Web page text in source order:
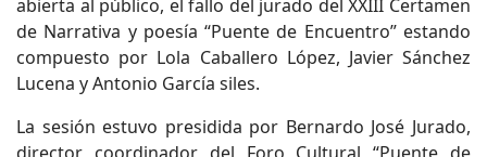
abierta al público, el fallo del jurado del XXIII Certamen
de Narrativa y poesía “Puente de Encuentro” estando
compuesto por Lola Caballero López, Javier Sánchez
Lucena y Antonio García siles.
La sesión estuvo presidida por Bernardo José Jurado,